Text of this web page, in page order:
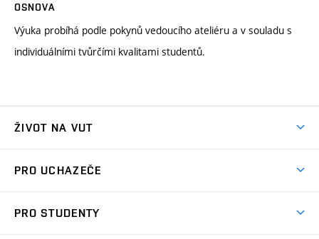
OSNOVA
Výuka probíhá podle pokynů vedoucího ateliéru a v souladu s
individuálními tvůrčími kvalitami studentů.
ŽIVOT NA VUT
Koleje
PRO UCHAZEČE
PRO STUDENTY